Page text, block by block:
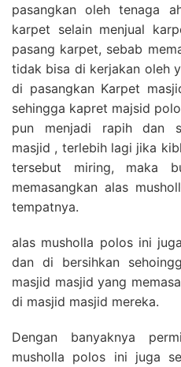
pasangkan oleh tenaga
karpet selain menjual
pasang karpet, sebab
tidak bisa di kerjakan oleh
di pasangkan Karpet
sehingga kapret majsid
pun menjadi rapih dan
masjid , terlebih lagi jika
tersebut miring, maka
memasangkan alas
tempatnya.
alas musholla polos ini
dan di bersihkan
masjid masjid yang
di masjid masjid mereka.
Dengan banyaknya
musholla polos ini juga